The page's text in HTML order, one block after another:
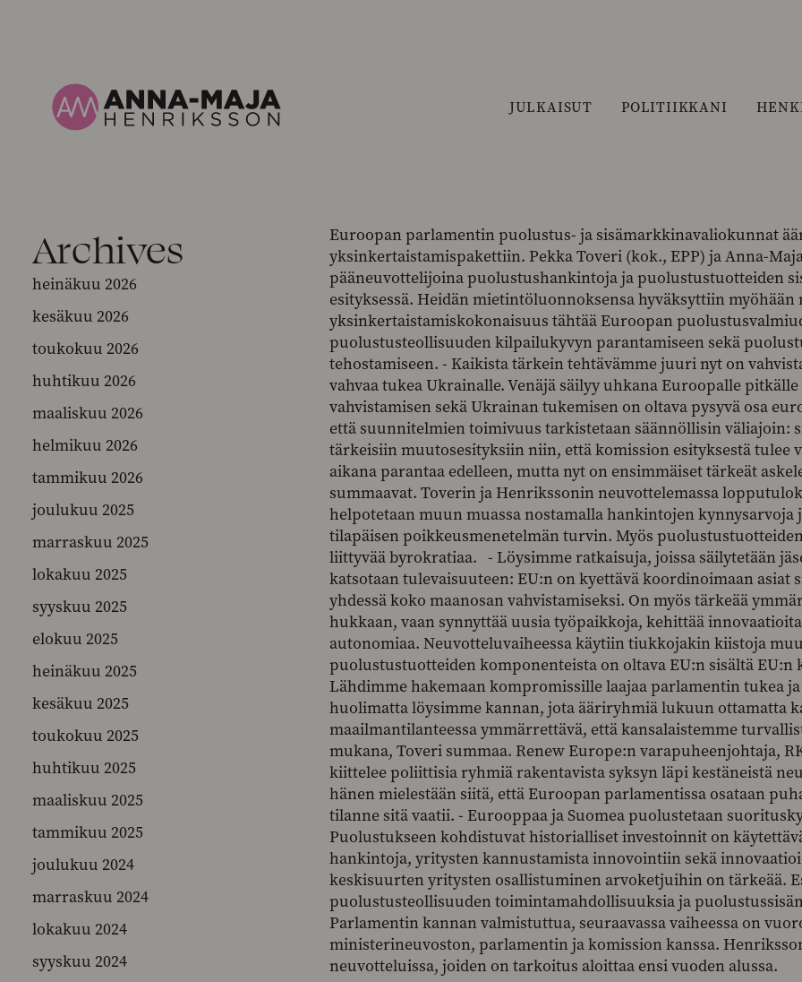
JULKAISUT POLITIIKKANI
Archives
heinäkuu 2026
kesäkuu 2026
toukokuu 2026
huhtikuu 2026
maaliskuu 2026
helmikuu 2026
tammikuu 2026
joulukuu 2025
marraskuu 2025
lokakuu 2025
syyskuu 2025
elokuu 2025
heinäkuu 2025
kesäkuu 2025
toukokuu 2025
huhtikuu 2025
maaliskuu 2025
tammikuu 2025
joulukuu 2024
marraskuu 2024
lokakuu 2024
syyskuu 2024
Euroopan parlamentin puolustus- ja sisämarkkinavaliokunnat
yksinkertaistamispakettiin. Pekka Toveri (kok., EPP) ja Anna-
pääneuvottelijoina puolustushankintoja ja puolustustuotteiden
esityksessä. Heidän mietintöluonnoksensa hyväksyttiin
yksinkertaistamiskokonaisuus tähtää Euroopan
puolustusteollisuuden kilpailukyvyn parantamiseen sekä
tehostamiseen. - Kaikista tärkein tehtävämme juuri nyt on
vahvaa tukea Ukrainalle. Venäjä säilyy uhkana Euroopalle
vahvistamisen sekä Ukrainan tukemisen on oltava pysyvä osa
että suunnitelmien toimivuus tarkistetaan säännöllisin väliajoin:
tärkeisiin muutosesityksiin niin, että komission esityksestä tulee
aikana parantaa edelleen, mutta nyt on ensimmäiset tärkeät
summaavat. Toverin ja Henrikssonin neuvottelemassa
helpotetaan muun muassa nostamalla hankintojen
tilapäisen poikkeusmenetelmän turvin. Myös
liittyvää byrokratiaa. - Löysimme ratkaisuja, joissa säilytetään
katsotaan tulevaisuuteen: EU:n on kyettävä koordinoimaan asiat
yhdessä koko maanosan vahvistamiseksi. On myös tärkeää
hukkaan, vaan synnyttää uusia työpaikkoja, kehittää
autonomiaa. Neuvotteluvaiheessa käytiin tiukkojakin kiistoja
puolustustuotteiden komponenteista on oltava EU:n sisältä
Lähdimme hakemaan kompromissille laajaa parlamentin tukea
huolimatta löysimme kannan, jota ääriryhmiä lukuun ottamatta
maailmantilanteessa ymmärrettävä, että kansalaistemme
mukana, Toveri summaa. Renew Europe:n varapuheenjohtaja,
kiittelee poliittisia ryhmiä rakentavista syksyn läpi kestäneistä
hänen mielestään siitä, että Euroopan parlamentissa osataan
tilanne sitä vaatii. - Eurooppaa ja Suomea puolustetaan
Puolustukseen kohdistuvat historialliset investoinnit on
hankintoja, yritysten kannustamista innovointiin sekä
keskisuurten yritysten osallistuminen arvoketjuihin on tärkeää.
puolustusteollisuuden toimintamahdollisuuksia ja
Parlamentin kannan valmistuttua, seuraavassa vaiheessa on
ministerineuvoston, parlamentin ja komission kanssa.
neuvotteluissa, joiden on tarkoitus aloittaa ensi vuoden alussa.